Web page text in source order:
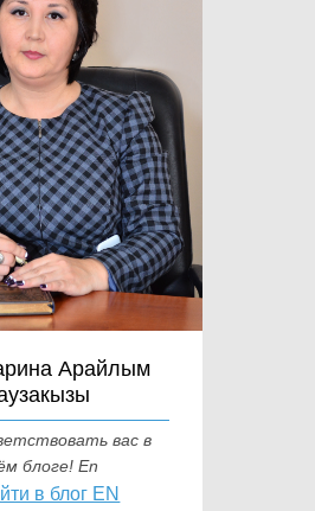
Арайлым
вас в
блоге! En
в блог EN